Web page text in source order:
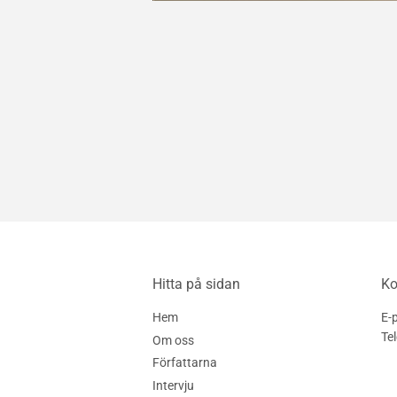
Hitta på sidan
Hem
Om oss
Författarna
Intervju
E-